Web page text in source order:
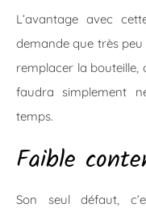
L’avantage avec
demande que très peu
remplacer la
faudra simplement
temps.
Faible
Son seul défaut,